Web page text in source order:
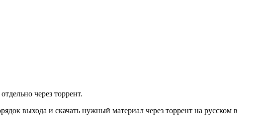
через торрент.
выхода и скачать нужный материал через торрент на русском в